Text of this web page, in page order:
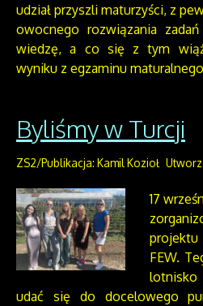
udział przyszli maturzyści, z
owocnego rozwiązania
wiedzę, a co się z tym
wyniku z egzaminu
Byliśmy w Turcji
ZS2/Publikacja: Kamil Kozioł
17
FEW.
lotnisko
udać się do docelowego